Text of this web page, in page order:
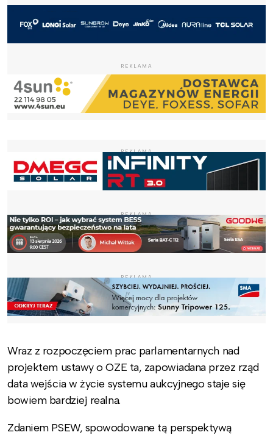
REKLAMA
REKLAMA
REKLAMA
REKLAMA
Wraz z rozpoczęciem prac parlamentarnych nad
projektem ustawy o OZE ta, zapowiadana przez rząd
data wejścia w życie systemu aukcyjnego staje się
bowiem bardziej realna.
Zdaniem PSEW, spowodowane tą perspektywą